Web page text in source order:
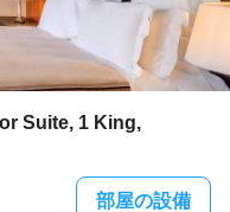
Suite, 1 King,
部屋の設備